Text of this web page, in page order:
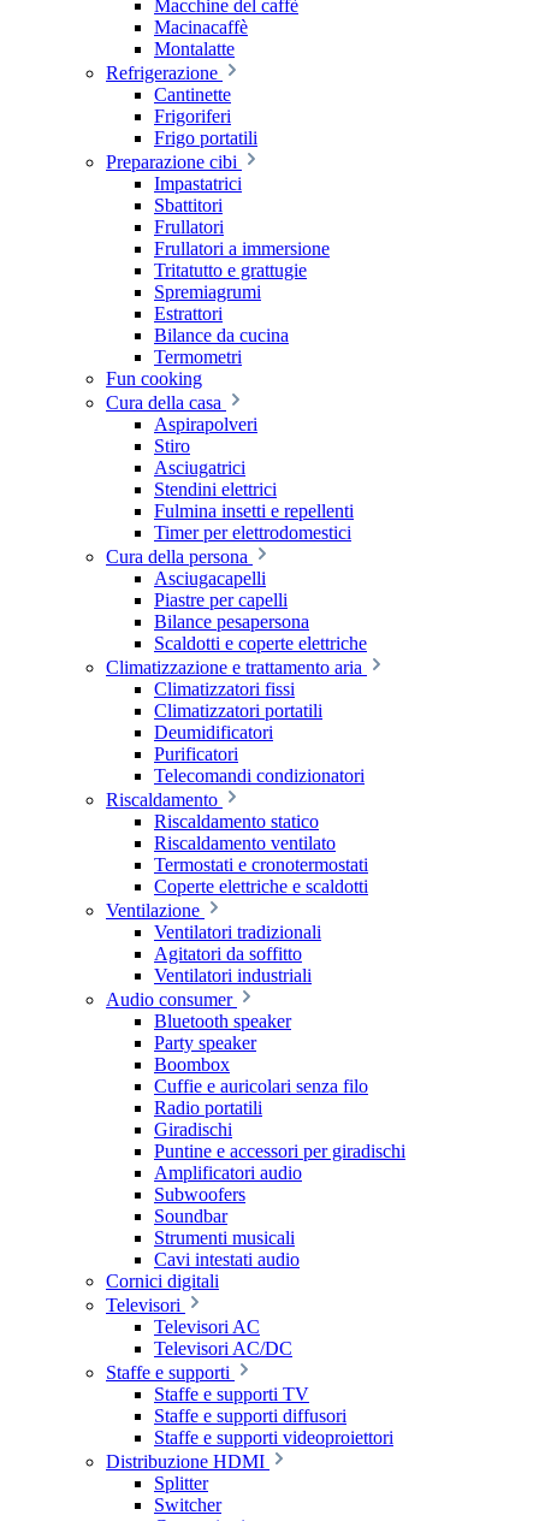
Macchine del caffè
Macinacaffè
Montalatte
Refrigerazione
Cantinette
Frigoriferi
Frigo portatili
Preparazione cibi
Impastatrici
Sbattitori
Frullatori
Frullatori a immersione
Tritatutto e grattugie
Spremiagrumi
Estrattori
Bilance da cucina
Termometri
Fun cooking
Cura della casa
Aspirapolveri
Stiro
Asciugatrici
Stendini elettrici
Fulmina insetti e repellenti
Timer per elettrodomestici
Cura della persona
Asciugacapelli
Piastre per capelli
Bilance pesapersona
Scaldotti e coperte elettriche
Climatizzazione e trattamento aria
Climatizzatori fissi
Climatizzatori portatili
Deumidificatori
Purificatori
Telecomandi condizionatori
Riscaldamento
Riscaldamento statico
Riscaldamento ventilato
Termostati e cronotermostati
Coperte elettriche e scaldotti
Ventilazione
Ventilatori tradizionali
Agitatori da soffitto
Ventilatori industriali
Audio consumer
Bluetooth speaker
Party speaker
Boombox
Cuffie e auricolari senza filo
Radio portatili
Giradischi
Puntine e accessori per giradischi
Amplificatori audio
Subwoofers
Soundbar
Strumenti musicali
Cavi intestati audio
Cornici digitali
Televisori
Televisori AC
Televisori AC/DC
Staffe e supporti
Staffe e supporti TV
Staffe e supporti diffusori
Staffe e supporti videoproiettori
Distribuzione HDMI
Splitter
Switcher